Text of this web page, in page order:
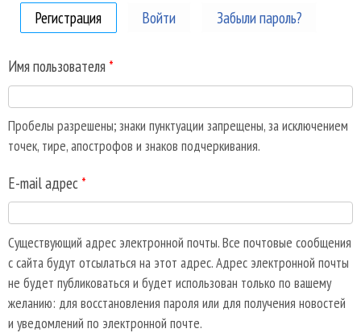
Регистрация (активная вкладка)
Войти Забыли пароль?
Имя пользователя *
Пробелы разрешены; знаки пунктуации запрещены, за исключением
точек, тире, апострофов и знаков подчеркивания.
E-mail адрес *
Существующий адрес электронной почты. Все почтовые сообщения
с сайта будут отсылаться на этот адрес. Адрес электронной почты
не будет публиковаться и будет использован только по вашему
желанию: для восстановления пароля или для получения новостей
и уведомлений по электронной почте.